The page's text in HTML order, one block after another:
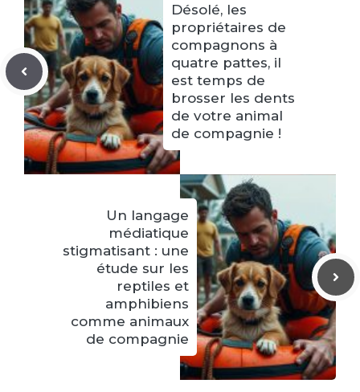
Désolé, les
propriétaires de
compagnons à
quatre pattes, il
est temps de
brosser les dents
de votre animal
de compagnie !
Un langage
médiatique
stigmatisant : une
étude sur les
reptiles et
amphibiens
comme animaux
de compagnie